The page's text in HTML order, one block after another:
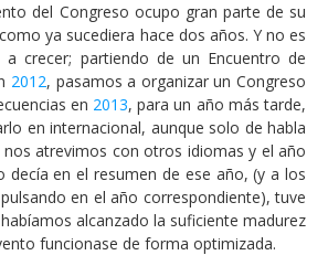
del Congreso ocupo gran parte de su
ya sucediera hace dos años. Y no es
crecer; partiendo de un Encuentro de
2012, pasamos a organizar un Congreso
en 2013, para un año más tarde,
en internacional, aunque solo de habla
nos atrevimos con otros idiomas y el año
decía en el resumen de ese año, (y a los
en el año correspondiente), tuve
alcanzado la suficiente madurez
funcionase de forma optimizada.